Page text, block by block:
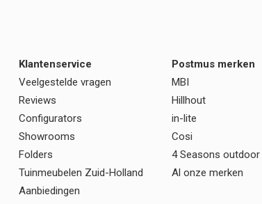
Klantenservice
Veelgestelde vragen
Reviews
Configurators
Showrooms
Folders
Tuinmeubelen Zuid-Holland
Aanbiedingen
Postmus merken
MBI
Hillhout
in-lite
Cosi
4 Seasons outdoor
Al onze merken